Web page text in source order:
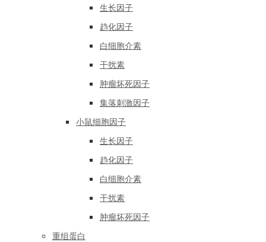
生长因子
趋化因子
白细胞介素
干扰素
肿瘤坏死因子
集落刺激因子
小鼠细胞因子
生长因子
趋化因子
白细胞介素
干扰素
肿瘤坏死因子
重组蛋白